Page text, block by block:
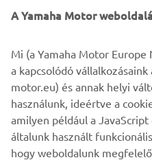
For 2020 Yamaha introduce
powerful model in the 20-
Scooter segment. Featuring
together with a more
design, the new TMAX
level.
A Yamaha Motor
Mi (a Yamaha Motor
a kapcsolódó
motor.eu) és annak helyi
használunk, ideértve a
amilyen például a
általunk használt
hogy weboldalunk